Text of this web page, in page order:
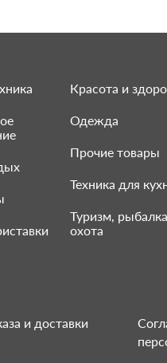
Красота и
Одежда
Прочие товары
Техника для
Туризм,
охота
и доставки